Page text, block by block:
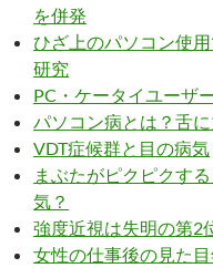
を併発
ひざ上のパソコン使
研究
PC・ケータイユーザ
パソコン病とは？舌
VDT症候群と目の病気
まぶたがピクピクす
気？
強度近視は失明の第2
女性の仕事後の見た